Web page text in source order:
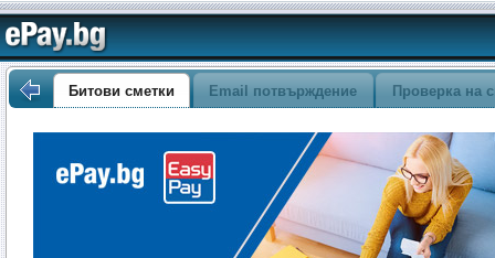
Битови сметки Email потвърждение Проверка на